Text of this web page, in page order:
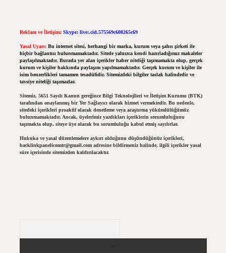
Reklam ve İletişim: Skype: live:.cid.575569c608265c69
Yasal Uyarı: Bu internet sitesi, herhangi bir marka, kurum veya şahıs şirketi ile
hiçbir bağlantısı bulunmamaktadır. Sitede yalnızca kendi hazırladığımız makaleler
paylaşılmaktadır. Burada yer alan içerikler haber niteliği taşımamakta olup, gerçek
kurum ve kişiler hakkında paylaşım yapılmamaktadır. Gerçek kurum ve kişiler ile
isim benzerlikleri tamamen tesadüfidir. Sitemizdeki bilgiler taslak halindedir ve
tavsiye niteliği taşımazlar.
Sitemiz, 5651 Sayılı Kanun gereğince Bilgi Teknolojileri ve İletişim Kurumu (BTK)
tarafından onaylanmış bir Yer Sağlayıcı olarak hizmet vermektedir. Bu nedenle,
sitedeki içerikleri proaktif olarak denetleme veya araştırma yükümlülüğümüz
bulunmamaktadır. Ancak, üyelerimiz yazdıkları içeriklerin sorumluluğunu
taşımakta olup, siteye üye olarak bu sorumluluğu kabul etmiş sayılırlar.
Hukuka ve yasal düzenlemelere aykırı olduğunu düşündüğünüz içerikleri,
backlinkpanelicomtr@gmail.comadresine bildirmeniz halinde, ilgili içerikler yasal
süre içerisinde sitemizden kaldırılacaktır.